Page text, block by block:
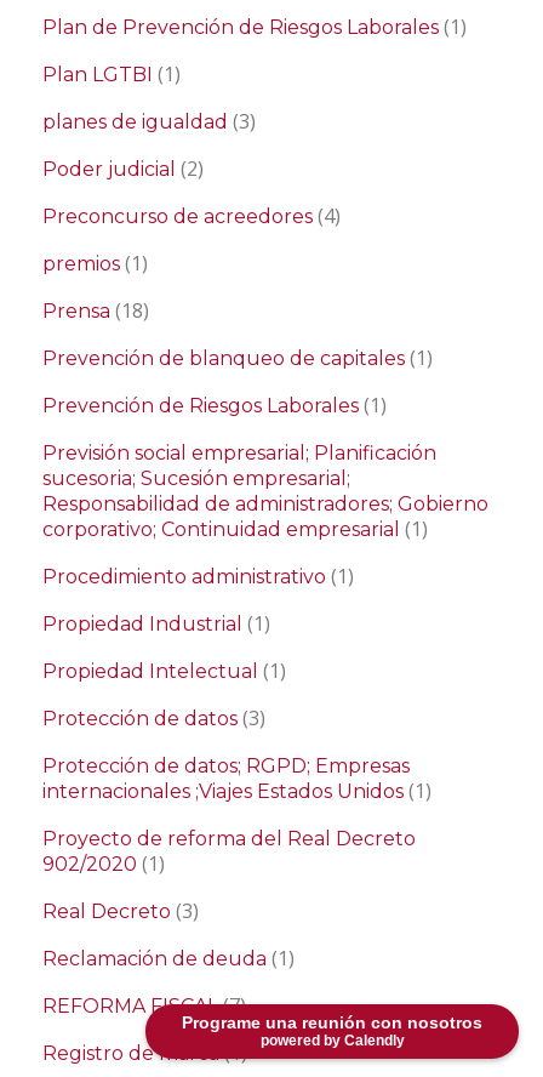
Programe una reunión con nosotros
powered by Calendly
Plan de Prevención de Riesgos Laborales (1)
Plan LGTBI (1)
planes de igualdad (3)
Poder judicial (2)
Preconcurso de acreedores (4)
premios (1)
Prensa (18)
Prevención de blanqueo de capitales (1)
Prevención de Riesgos Laborales (1)
Previsión social empresarial; Planificación
sucesoria; Sucesión empresarial;
Responsabilidad de administradores; Gobierno
corporativo; Continuidad empresarial (1)
Procedimiento administrativo (1)
Propiedad Industrial (1)
Propiedad Intelectual (1)
Protección de datos (3)
Protección de datos; RGPD; Empresas
internacionales ;Viajes Estados Unidos (1)
Proyecto de reforma del Real Decreto
902/2020 (1)
Real Decreto (3)
Reclamación de deuda (1)
REFORMA FISCAL(7)
Registro de marca (1)